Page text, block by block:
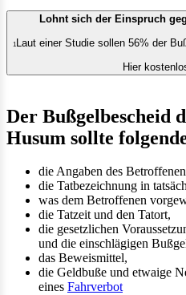
Lohnt sich der Einspruch
1 Laut einer Studie sollen 56% der
Hier
Der Bußgelbescheid
Husum sollte
die Angaben des
die Tatbezeichnung in
was dem Betroffenen
die Tatzeit und den Tatort,
die gesetzlichen
und die einschlägigen
das Beweismittel,
die Geldbuße und etwaige
eines Fahrverbot